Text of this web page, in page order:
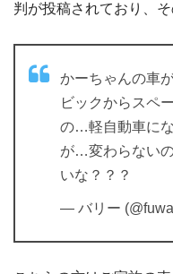
判が投稿されており、
かーちゃんの車
ビックからスペ
の…軽自動車に
が…変わらない
いな？？？
— バリー